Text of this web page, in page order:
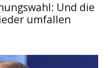
Und die
umfallen